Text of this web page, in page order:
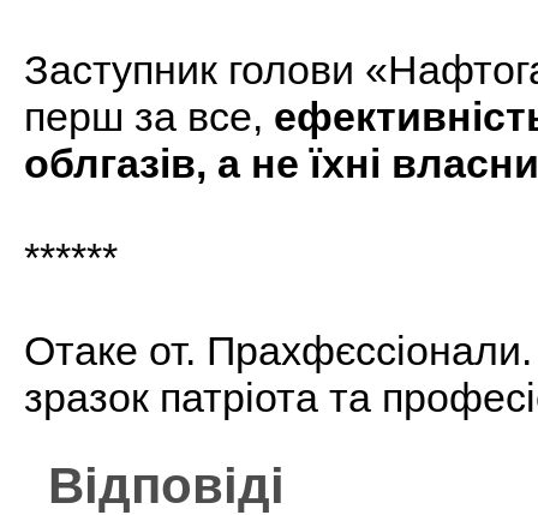
Заступник голови
перш за все,
облгазів, а не їхні
******
Отаке от.
зразок патріота та
Відповіді